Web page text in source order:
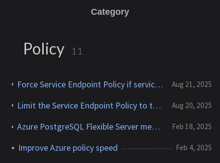
Category
Policy 11
Force Service Endpoint Policy if service endpoint is enabled Aug 21, 2025
Limit the Service Endpoint Policy to the same subscription Aug 20, 2025
Azure PostgreSQL Flexible Server meet with Azure Landing Zone Feb 18, 2025
Improve Azure policy speed Feb 4, 2025